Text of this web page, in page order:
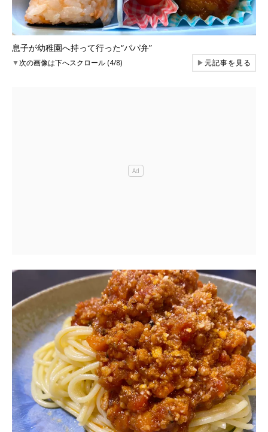
息子が幼稚園へ持って行った“パパ弁”
▼次の画像は下へスクロール (4/8) ▶元記事を見る